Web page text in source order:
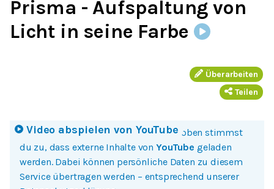
Prisma - Aufspaltung von
Licht in seine Farbe
Überarbeiten
Teilen
Video abspielen von YouTube
Mit einem Klick auf Bild oder Button oben stimmst
du zu, dass externe Inhalte von YouTube geladen
werden. Dabei können persönliche Daten zu diesem
Service übertragen werden – entsprechend unserer